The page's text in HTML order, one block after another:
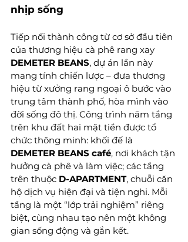
nhịp sống
Tiếp nối thành công từ cơ sở đầu tiên
của thương hiệu cà phê rang xay
DEMETER BEANS, dự án lần này
mang tính chiến lược – đưa thương
hiệu từ xưởng rang ngoại ô bước vào
trung tâm thành phố, hòa mình vào
đời sống đô thị. Công trình năm tầng
trên khu đất hai mặt tiền được tổ
chức thông minh: khối đế là
DEMETER BEANS café, nơi khách tận
hưởng cà phê và làm việc; các tầng
trên thuộc D-APARTMENT, chuỗi căn
hộ dịch vụ hiện đại và tiện nghi. Mỗi
tầng là một “lớp trải nghiệm” riêng
biệt, cùng nhau tạo nên một không
gian sống động và gắn kết.